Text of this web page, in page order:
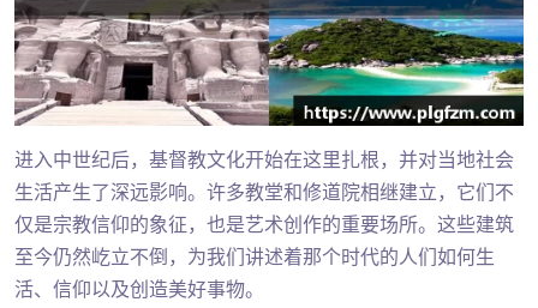
进入中世纪后，基督教文化开始在这里扎根，并对当地社会
生活产生了深远影响。许多教堂和修道院相继建立，它们不
仅是宗教信仰的象征，也是艺术创作的重要场所。这些建筑
至今仍然屹立不倒，为我们讲述着那个时代的人们如何生
活、信仰以及创造美好事物。